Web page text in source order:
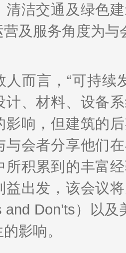
清洁交通及绿色
及服务角度为
言，“可持续
计、材料、设备
影响，但建筑的
与会者分享他们
所积累到的丰富
益出发，该会议
Don’ts）以
影响。